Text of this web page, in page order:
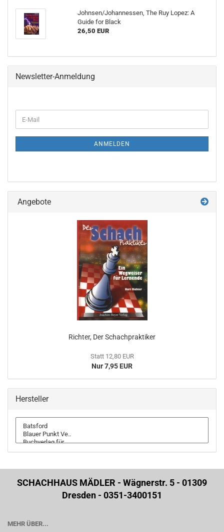
Johnsen/Johannessen, The Ruy Lopez: A
Guide for Black
26,50 EUR
Newsletter-Anmeldung
ZUR
E-
Mail
ANMELDEN
Angebote
Richter, Der Schachpraktiker
Statt 12,80 EUR
Nur 7,95 EUR
Hersteller
SCHACHHAUS MÄDLER - Wägnerstr. 5 - 01309
Dresden - 0351-3400151
MEHR ÜBER...